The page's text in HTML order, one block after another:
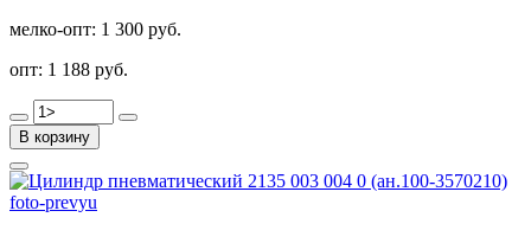
мелко-опт: 1 300 руб.
опт: 1 188 руб.
В корзину